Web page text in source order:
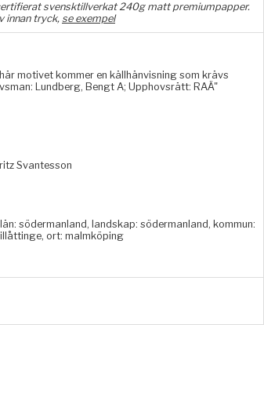
svensktillverkat 240g matt premiumpapper.
innan tryck, se exempel
motivet kommer en källhänvisning som krävs
Lundberg, Bengt A; Upphovsrätt: RAÄ"
Svantesson
södermanland, landskap: södermanland, kommun:
ort: malmköping